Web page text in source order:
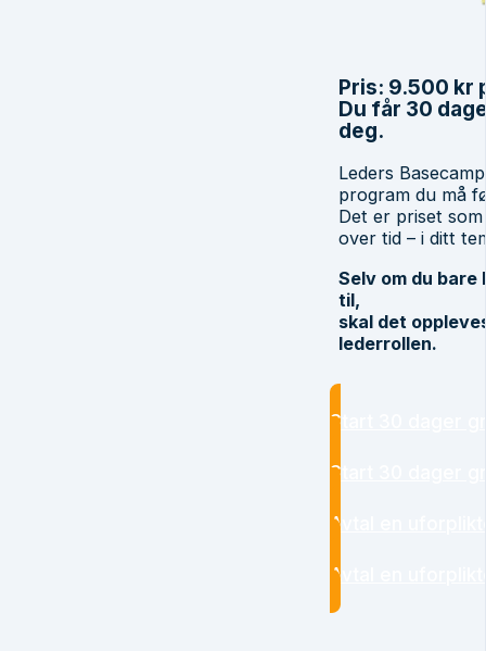
Pris: 9.500 kr
Du får 30
deg.
Leders
program du må
Det er priset
over tid – i ditt
Selv om du bare
til,
skal det
lederrollen.
Start 30 dager
Start 30 dager
Avtal en
Avtal en